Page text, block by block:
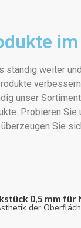
ständig weiter
unser
Probieren Sie
Sie
0,5 mm für
der